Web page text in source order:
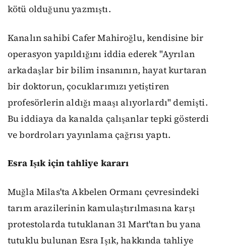
kötü olduğunu yazmıştı.
Kanalın sahibi Cafer Mahiroğlu, kendisine bir
operasyon yapıldığını iddia ederek "Ayrılan
arkadaşlar bir bilim insanının, hayat kurtaran
bir doktorun, çocuklarımızı yetiştiren
profesörlerin aldığı maaşı alıyorlardı" demişti.
Bu iddiaya da kanalda çalışanlar tepki gösterdi
ve bordroları yayınlama çağrısı yaptı.
Esra Işık için tahliye kararı
Muğla Milas'ta Akbelen Ormanı çevresindeki
tarım arazilerinin kamulaştırılmasına karşı
protestolarda tutuklanan 31 Mart'tan bu yana
tutuklu bulunan Esra Işık, hakkında tahliye